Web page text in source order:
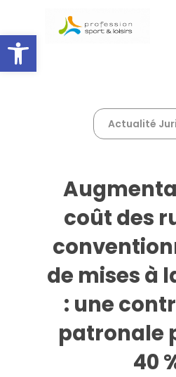
Ouvrir la barre
main
content
Actualité
coût des
de mises à
: une
patronale
40